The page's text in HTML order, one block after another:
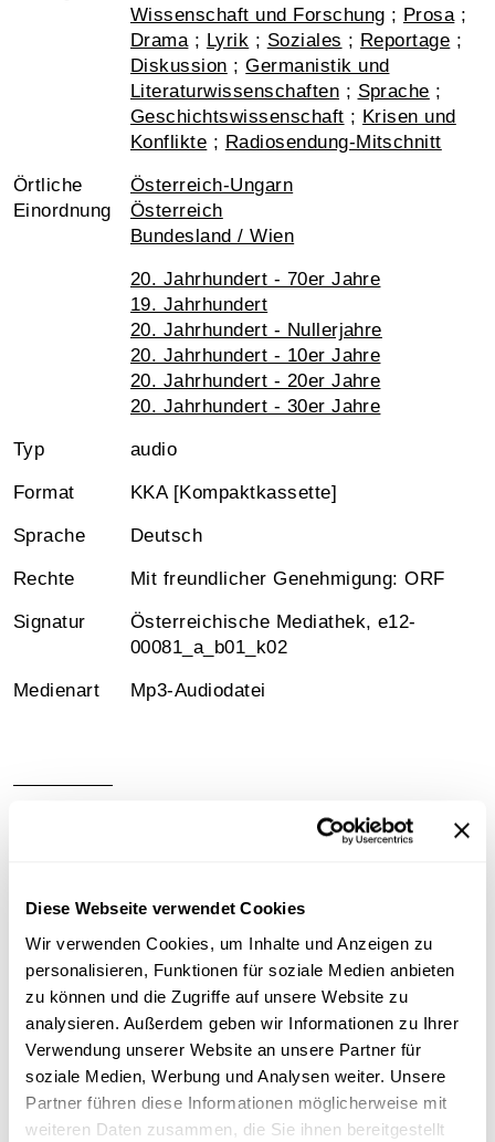
Diese Webseite verwendet Cookies
Wir verwenden Cookies, um Inhalte und Anzeigen zu
personalisieren, Funktionen für soziale Medien anbieten
zu können und die Zugriffe auf unsere Website zu
analysieren. Außerdem geben wir Informationen zu Ihrer
Verwendung unserer Website an unsere Partner für
soziale Medien, Werbung und Analysen weiter. Unsere
Partner führen diese Informationen möglicherweise mit
weiteren Daten zusammen, die Sie ihnen bereitgestellt
Wissenschaft und Forschung ; Prosa;
Drama; Lyrik ; Soziales ; Reportage ;
Diskussion ;Germanistik und
Literaturwissenschaften ; Sprache ;
Geschichtswissenschaft ; Krisen und
Konflikte ; Radiosendung-Mitschnitt
Örtliche
Einordnung
Österreich-Ungarn
Österreich
Bundesland / Wien
20. Jahrhundert - 70er Jahre
19. Jahrhundert
20. Jahrhundert - Nullerjahre
20. Jahrhundert - 10er Jahre
20. Jahrhundert - 20er Jahre
20. Jahrhundert - 30er Jahre
Typ audio
Format KKA [Kompaktkassette]
Sprache Deutsch
Rechte Mit freundlicher Genehmigung: ORF
Signatur
Österreichische Mediathek, e12-
00081_a_b01_k02
Medienart Mp3-Audiodatei
Amateurmitschnitt
Sammlungsgeschichte
Sammlung Rainer Hubert
Art der Aufnahme
Reportage